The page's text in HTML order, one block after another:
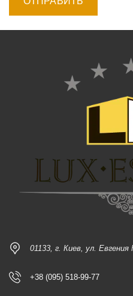
01133, г. Киев, ул.
+38 (095) 518-99-77